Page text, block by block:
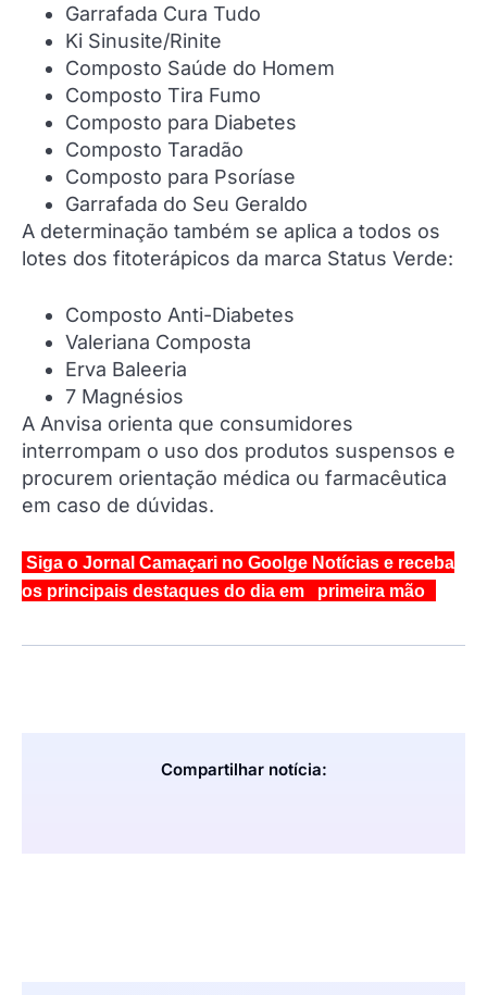
Garrafada Cura Tudo
Ki Sinusite/Rinite
Composto Saúde do Homem
Composto Tira Fumo
Composto para Diabetes
Composto Taradão
Composto para Psoríase
Garrafada do Seu Geraldo
A determinação também se aplica a todos os
lotes dos fitoterápicos da marca Status Verde:
Composto Anti-Diabetes
Valeriana Composta
Erva Baleeria
7 Magnésios
A Anvisa orienta que consumidores
interrompam o uso dos produtos suspensos e
procurem orientação médica ou farmacêutica
em caso de dúvidas.
Siga o Jornal Camaçari no Goolge Notícias e receba
os principais destaques do dia em primeira mão
Compartilhar notícia: